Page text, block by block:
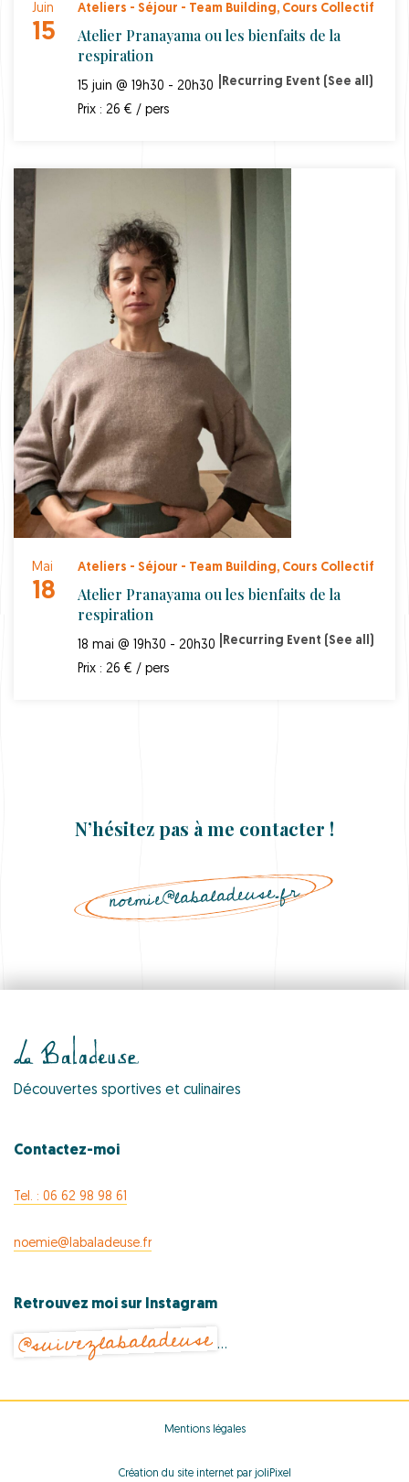
Juin
15
Ateliers - Séjour - Team Building, Cours Collectif
Atelier Pranayama ou les bienfaits de la
respiration
15 juin @ 19h30 - 20h30 Recurring Event (See all)
Prix : 26 € / pers
Mai
18
Ateliers - Séjour - Team Building, Cours Collectif
Atelier Pranayama ou les bienfaits de la
respiration
18 mai @ 19h30 - 20h30 Recurring Event (See all)
Prix : 26 € / pers
N’hésitez pas à me contacter !
noemie@labaladeuse.fr
Découvertes sportives et culinaires
Contactez-moi
Tel. : 06 62 98 98 61
noemie@labaladeuse.fr
Retrouvez moi sur Instagram
@suivezlabaladeuse …
Mentions légales
Création du site internet par joliPixel